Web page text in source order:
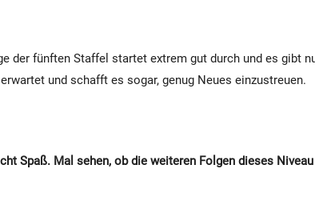
der fünften Staffel startet extrem gut durch und es gibt
und schafft es sogar, genug Neues einzustreuen.
Spaß. Mal sehen, ob die weiteren Folgen dieses